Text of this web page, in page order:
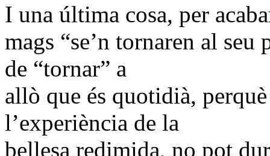
I una última cosa, per
mags “se’n tornaren al
de “tornar” a
allò que és quotidià,
l’experiència de la
bellesa redimida, no pot